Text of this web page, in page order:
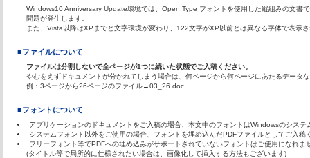
Windows10 Anniversary Update環境では、Open Type フォントを使用した縦組みの文書
問題が発生します。
また、Vista以降はXPまでと文字環境が変わり、122文字がXP以前とは異なる字体で表示
■ファイルについて
ファイルは分割しないで全ページが1つに続いた状態でご入稿ください。
やむをえずドキュメントが分かれてしまう場合は、何ページから何ページにあたるデータ
例：3ページから26ページのファイル→03_26.doc
■フォントについて
アプリケーションのドキュメントをご入稿の場合、本文中のフォントはWindowsのシス
システムフォント以外をご使用の場合、フォントを埋め込んだPDFファイルとしてご入稿
フリーフォント等でPDFへの埋め込みがサポートされていないフォントはご使用になれま
(タイトル等で局所的に仕様されたい場合は、画像化して挿入する方法もございます)